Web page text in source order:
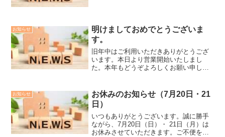
お知らせ
明けましておめでとうございま
す。
旧年中はご利用いただきありがとうござ
います。本日より営業開始いたしまし
た。本年もどうぞよろしくお願い申し上
お知らせ
お休みのお知らせ（7月20日・21
日）
いつもありがとうございます。誠に勝手
ながら、7月20日（日）・ 21日（月）は
お休みさせていただきます。ご不便をお